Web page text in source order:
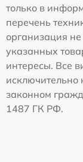
только в
перечень
организация
указанных
интересы. Все
исключительно
законном
1487 ГК РФ.